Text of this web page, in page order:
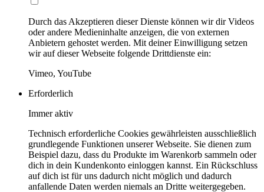
Durch das Akzeptieren dieser Dienste können wir dir Videos
oder andere Medieninhalte anzeigen, die von externen
Anbietern gehostet werden. Mit deiner Einwilligung setzen
wir auf dieser Webseite folgende Drittdienste ein:
Vimeo, YouTube
Erforderlich
Immer aktiv
Technisch erforderliche Cookies gewährleisten ausschließlich
grundlegende Funktionen unserer Webseite. Sie dienen zum
Beispiel dazu, dass du Produkte im Warenkorb sammeln oder
dich in dein Kundenkonto einloggen kannst. Ein Rückschluss
auf dich ist für uns dadurch nicht möglich und dadurch
anfallende Daten werden niemals an Dritte weitergegeben.